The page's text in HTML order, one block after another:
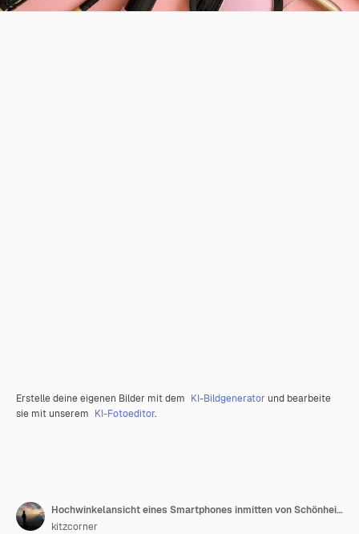
Erstelle deine eigenen Bilder mit dem KI-Bildgenerator und bearbeite
sie mit unserem KI-Fotoeditor.
Hochwinkelansicht eines Smartphones inmitten von Schönheitsprodukten über einem farbigen Hintergrund
kitzcorner